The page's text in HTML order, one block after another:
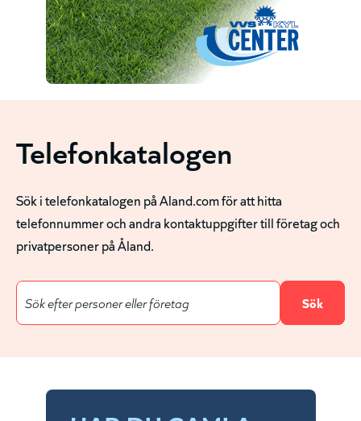
Telefonkatalogen
Sök i telefonkatalogen på Aland.com för att hitta
telefonnummer och andra kontaktuppgifter till företag och
privatpersoner på Åland.